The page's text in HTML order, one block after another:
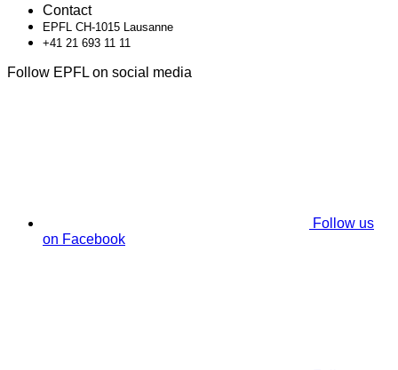
Contact
EPFL CH-1015 Lausanne
+41 21 693 11 11
Follow EPFL on social media
Follow us
on Facebook